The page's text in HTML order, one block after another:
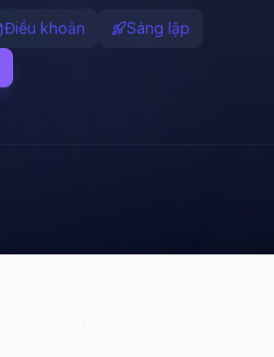
Điều khoản Sáng lập